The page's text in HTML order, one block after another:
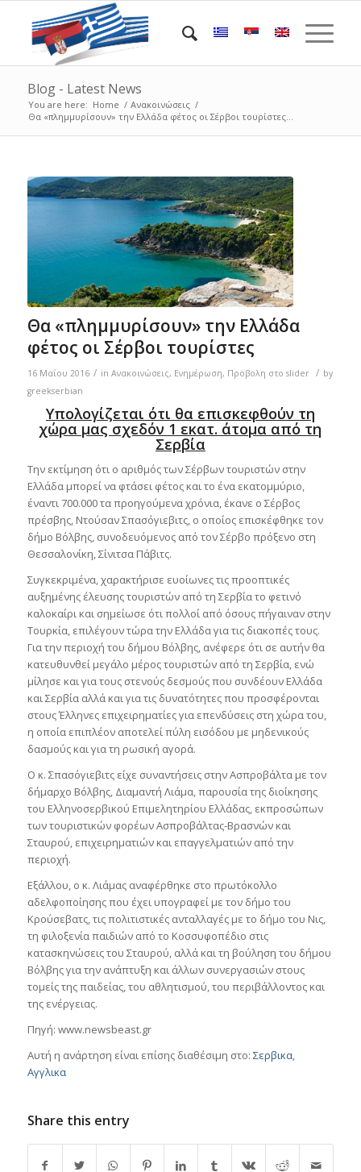
Blog - Latest News
You are here: Home / Ανακοινώσεις /
Θα «πλημμυρίσουν» την Ελλάδα φέτος οι Σέρβοι τουρίστες...
Θα «πλημμυρίσουν» την Ελλάδα
φέτος οι Σέρβοι τουρίστες
16 Μαΐου 2016 / in Ανακοινώσεις, Ενημέρωση, Προβολη στο slider / by
greekserbian
Υπολογίζεται ότι θα επισκεφθούν τη
χώρα μας σχεδόν 1 εκατ. άτομα από τη
Σερβία
Την εκτίμηση ότι ο αριθμός των Σέρβων τουριστών στην
Ελλάδα μπορεί να φτάσει φέτος και το ένα εκατομμύριο,
έναντι 700.000 τα προηγούμενα χρόνια, έκανε ο Σέρβος
πρέσβης, Ντούσαν Σπασόγιεβιτς, ο οποίος επισκέφθηκε τον
δήμο Βόλβης, συνοδευόμενος από τον Σέρβο πρόξενο στη
Θεσσαλονίκη, Σίνιτσα Πάβιτς.
Συγκεκριμένα, χαρακτήρισε ευοίωνες τις προοπτικές
αυξημένης έλευσης τουριστών από τη Σερβία το φετινό
καλοκαίρι και σημείωσε ότι πολλοί από όσους πήγαιναν στην
Τουρκία, επιλέγουν τώρα την Ελλάδα για τις διακοπές τους.
Για την περιοχή του δήμου Βόλβης, ανέφερε ότι σε αυτήν θα
κατευθυνθεί μεγάλο μέρος τουριστών από τη Σερβία, ενώ
μίλησε και για τους στενούς δεσμούς που συνδέουν Ελλάδα
και Σερβία αλλά και για τις δυνατότητες που προσφέρονται
στους Έλληνες επιχειρηματίες για επενδύσεις στη χώρα του,
η οποία επιπλέον αποτελεί πύλη εισόδου με μηδενικούς
δασμούς και για τη ρωσική αγορά.
Ο κ. Σπασόγιεβιτς είχε συναντήσεις στην Ασπροβάλτα με τον
δήμαρχο Βόλβης, Διαμαντή Λιάμα, παρουσία της διοίκησης
του Ελληνοσερβικού Επιμελητηρίου Ελλάδας, εκπροσώπων
των τουριστικών φορέων Ασπροβάλτας-Βρασνών και
Σταυρού, επιχειρηματιών και επαγγελματιών από την
περιοχή.
Εξάλλου, ο κ. Λιάμας αναφέρθηκε στο πρωτόκολλο
αδελφοποίησης που έχει υπογραφεί με τον δήμο του
Κρούσεβατς, τις πολιτιστικές ανταλλαγές με το δήμο του Νις,
τη φιλοξενία παιδιών από το Κοσσυφοπέδιο στις
κατασκηνώσεις του Σταυρού, αλλά και τη βούληση του δήμου
Βόλβης για την ανάπτυξη και άλλων συνεργασιών στους
τομείς της παιδείας, του αθλητισμού, του περιβάλλοντος και
της ενέργειας.
Πηγή: www.newsbeast.gr
Αυτή η ανάρτηση είναι επίσης διαθέσιμη στο: Σερβικα
Αγγλικα
Share this entry